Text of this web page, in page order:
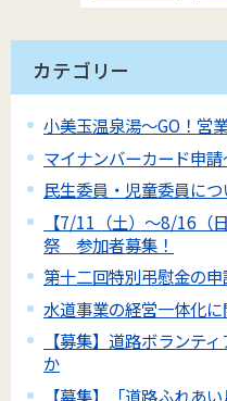
カテゴリー
小美玉温泉湯～GO！営
マイナンバーカード申
民生委員・児童委員につ
【7/11（土）～8/16（
祭 参加者募集！
第十二回特別弔慰金の
水道事業の経営一体化
【募集】道路ボランテ
か
【募集】「道路ふれあ